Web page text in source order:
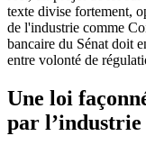
texte divise fortement,
de l'industrie comme
bancaire du Sénat doit
entre volonté de
Une loi
par l’industrie